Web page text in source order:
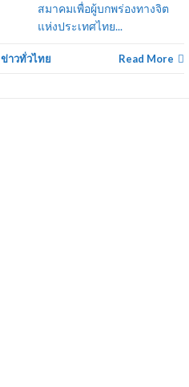
สมาคมเพื่อผู้บกพร่องทางจิต
แห่งประเทศไทย...
ข่าวทั่วไทย Read More